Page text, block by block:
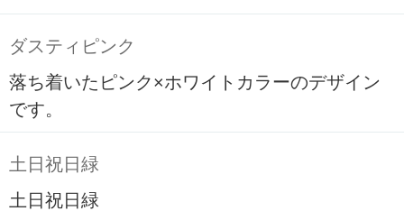
ダスティピンク
落ち着いたピンク×ホワイトカラーのデザイン
です。
土日祝日緑
土日祝日緑